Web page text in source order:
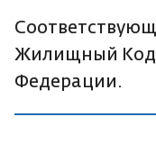
Жилищный
Федерации.